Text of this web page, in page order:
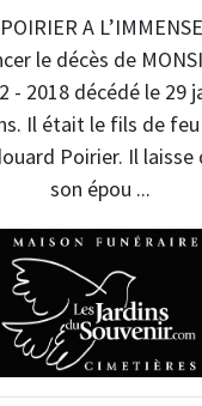
A
le décès de
- 2018 décédé le 29
Il était le fils de
Poirier. Il laisse
son épou ...